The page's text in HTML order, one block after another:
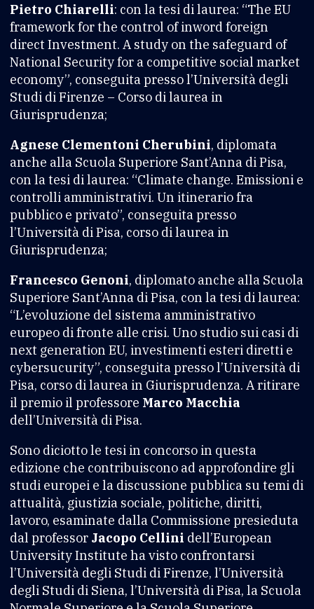
Pietro Chiarelli: con la tesi di laurea: “The EU
framework for the control of inword foreign
direct Investment. A study on the safeguard of
National Security for a competitive social market
economy”, conseguita presso l’Università degli
Studi di Firenze – Corso di laurea in
Giurisprudenza;
Agnese Clementoni Cherubini, diplomata
anche alla Scuola Superiore Sant’Anna di Pisa,
con la tesi di laurea: “Climate change. Emissioni e
controlli amministrativi. Un itinerario fra
pubblico e privato”, conseguita presso
l’Università di Pisa, corso di laurea in
Giurisprudenza;
Francesco Genoni, diplomato anche alla Scuola
Superiore Sant’Anna di Pisa, con la tesi di laurea:
“L’evoluzione del sistema amministrativo
europeo di fronte alle crisi. Uno studio sui casi di
next generation EU, investimenti esteri diretti e
cybersucurity”, conseguita presso l’Università di
Pisa, corso di laurea in Giurisprudenza. A ritirare
il premio il professore Marco Macchia
dell’Università di Pisa.
Sono diciotto le tesi in concorso in questa
edizione che contribuiscono ad approfondire gli
studi europei e la discussione pubblica su temi di
attualità, giustizia sociale, politiche, diritti,
lavoro, esaminate dalla Commissione presieduta
dal professor Jacopo Cellini dell’European
University Institute ha visto confrontarsi
l’Università degli Studi di Firenze, l’Università
degli Studi di Siena, l’Università di Pisa, la Scuola